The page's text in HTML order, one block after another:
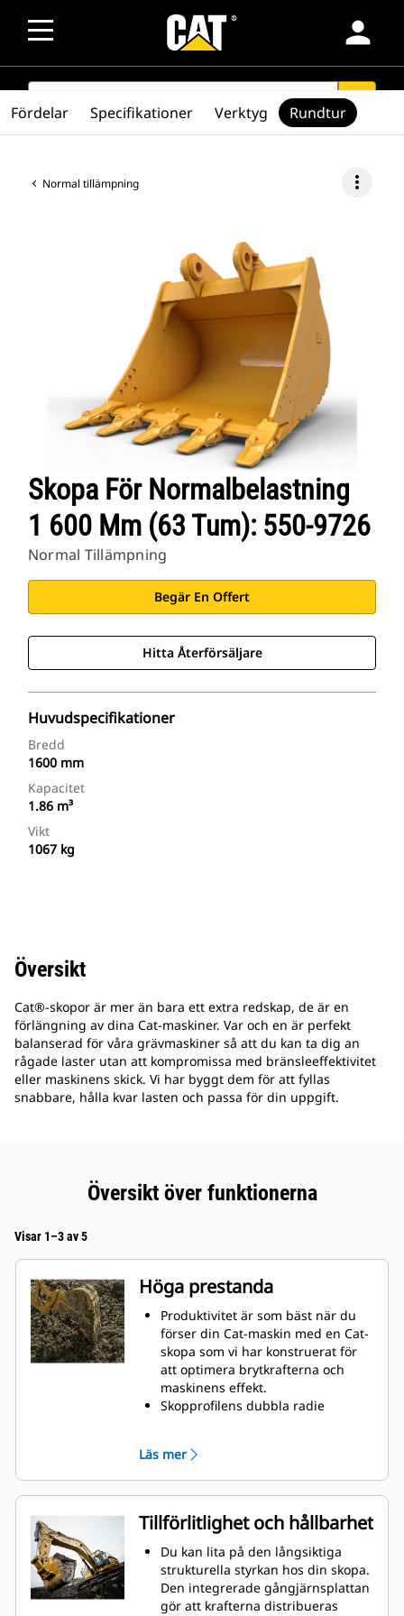
person
SEARCH search
Normal tillämpning more_vert
Skopa För Normalbelastning
1 600 Mm (63 Tum): 550-9726
Normal Tillämpning
Begär En Offert
Hitta Återförsäljare
Huvudspecifikationer
Bredd
1600 mm
Kapacitet
1.86 m³
Vikt
1067 kg
Fördelar Specifikationer Verktyg Rundtur
Översikt
Cat®-skopor är mer än bara ett extra redskap, de är en
förlängning av dina Cat-maskiner. Var och en är perfekt
balanserad för våra grävmaskiner så att du kan ta dig an
rågade laster utan att kompromissa med bränsleeffektivitet
eller maskinens skick. Vi har byggt dem för att fyllas
snabbare, hålla kvar lasten och passa för din uppgift.
Översikt över funktionerna
Visar 1–3 av 5
Höga prestanda
Produktivitet är som bäst när du
förser din Cat-maskin med en Cat-
skopa som vi har konstruerat för
att optimera brytkrafterna och
maskinens effekt.
Skopprofilens dubbla radie
frigång säkerställer att skopans
botten inte släpar, vilket minskar
underhållskostnaderna.
Bränsleförbrukningstoppar under
grävning. Cat-skoporna är
utformade för att skära genom
material snabbt och förbättra
maskinens totala effektivitet.
Lasta mer material på kortare tid.
Läs mer
Tillförlitlighet och hållbarhet
Du kan lita på den långsiktiga
strukturella styrkan hos din skopa.
Den integrerade gångjärnsplattan
gör att krafterna distribueras